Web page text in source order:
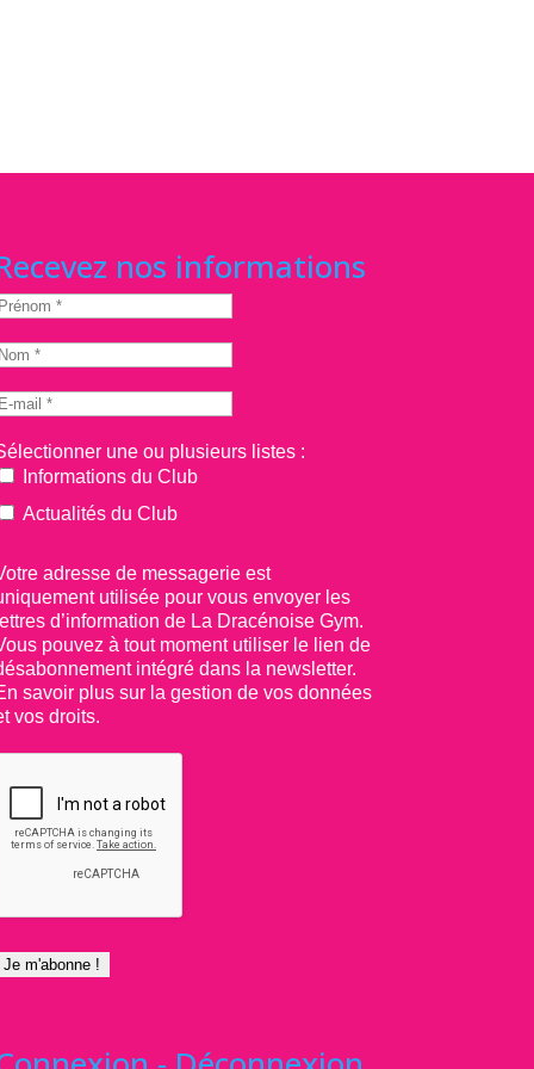
nos informations
une ou plusieurs listes :
Informations du Club
Actualités du Club
adresse de messagerie est
utilisée pour vous envoyer les
lettres d’information de La Dracénoise Gym.
pouvez à tout moment utiliser le lien de
intégré dans la newsletter.
savoir plus sur la gestion de vos données
vos droits.